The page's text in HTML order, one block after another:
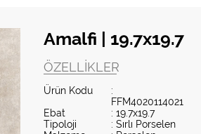
Amalfi | 19.7x19.7
ÖZELLIKLER
Ürün Kodu
:
FFM4020114021
Ebat
: 19.7x19.7
Tipoloji
: Sırlı Porselen